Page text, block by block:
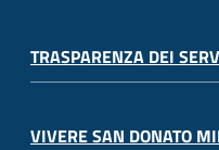
TRASPARENZA DEI
VIVERE SAN DONATO